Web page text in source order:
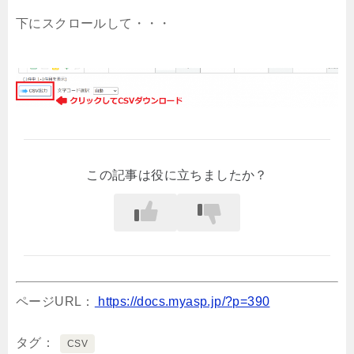
下にスクロールして・・・
この記事は役に立ちましたか？
ページURL： https://docs.myasp.jp/?p=390
タグ CSV